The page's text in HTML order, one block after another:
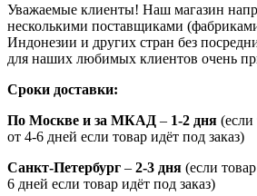
Уважаемые клиенты! Наш магазин
несколькими поставщиками
Индонезии и других стран без
для наших любимых клиентов очень
Сроки доставки:
По Москве и за МКАД – 1-2 дня (если
от 4-6 дней если товар идёт под заказ)
Санкт-Петербург – 2-3 дня (если
6 дней если товар идёт под заказ)